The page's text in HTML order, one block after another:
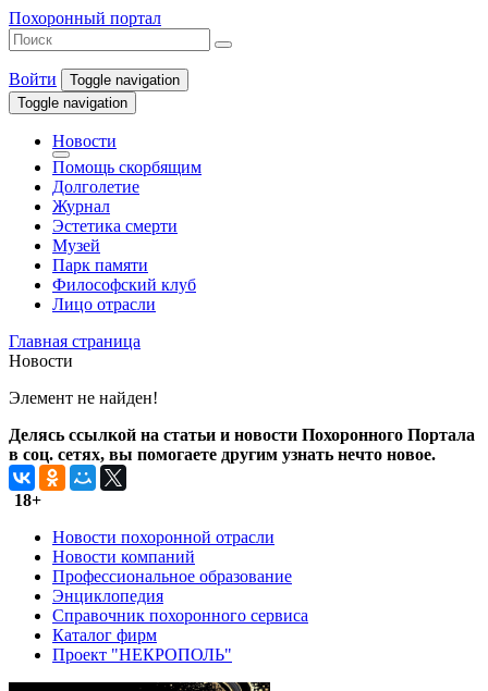
Похоронный портал
Войти
Toggle navigation
Toggle navigation
Новости
Помощь скорбящим
Долголетие
Журнал
Эстетика смерти
Музей
Парк памяти
Философский клуб
Лицо отрасли
Главная страница
Новости
Элемент не найден!
Делясь ссылкой на статьи и новости Похоронного Портала
в соц. сетях, вы помогаете другим узнать нечто новое.
18+
Новости похоронной отрасли
Новости компаний
Профессиональное образование
Энциклопедия
Справочник похоронного сервиса
Каталог фирм
Проект "НЕКРОПОЛЬ"